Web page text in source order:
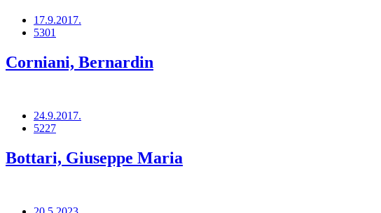
17.9.2017.
5301
Corniani, Bernardin
24.9.2017.
5227
Bottari, Giuseppe Maria